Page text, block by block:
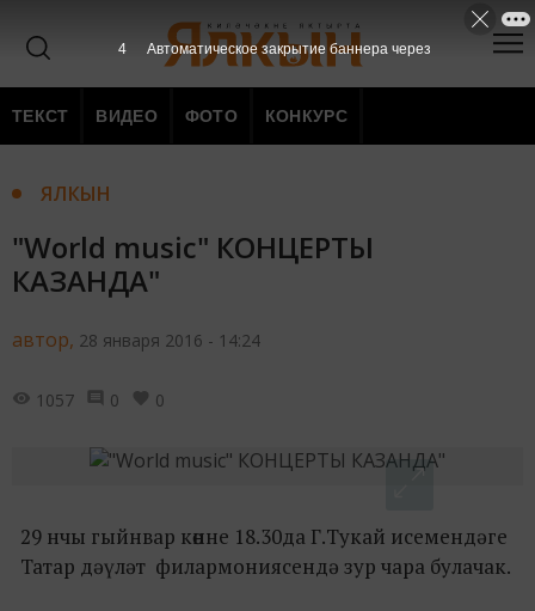
ТЕКСТ ВИДЕО ФОТО КОНКУРС
ЯЛКЫН
"World music" КОНЦЕРТЫ
КАЗАНДА"
автор, 28 января 2016 - 14:24
1057 0 0
29 нчы гыйнвар көнне 18.30да Г.Тукай исемендәге
Татар дәүләт филармониясендә зур чара булачак.
3 Автоматическое закрытие баннера через